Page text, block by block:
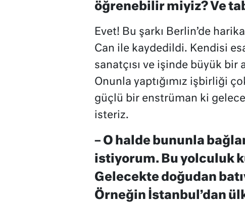
öğrenebilir miyiz? Ve
Evet! Bu şarkı Berlin’de
Can ile kaydedildi. Kendisi
sanatçısı ve işinde büyük bir
Onunla yaptığımız işbirliği
güçlü bir enstrüman ki
isteriz.
– O halde bununla
istiyorum. Bu yolculuk
Gelecekte doğudan
Örneğin İstanbul’dan